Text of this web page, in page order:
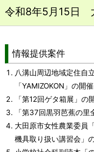
令和8年5月15日
情報提供案件
八溝山周辺地域定住自
「YAMIZOKON」の開
「第12回ゲタ箱展」の
「第37回黒羽芭蕉の
大田原市女性農業委員
機具取り扱い講習会」